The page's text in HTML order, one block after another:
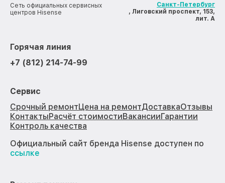
Сеть официальных сервисных
центров Hisense
Санкт-Петербург
, Лиговский проспект, 153,
лит. А
Горячая линия
+7 (812) 214-74-99
Сервис
Срочный ремонтЦена на ремонтДоставкаОтзывы
КонтактыРасчёт стоимостиВакансииГарантии
Контроль качества
Официальный сайт бренда Hisense доступен по
ссылке